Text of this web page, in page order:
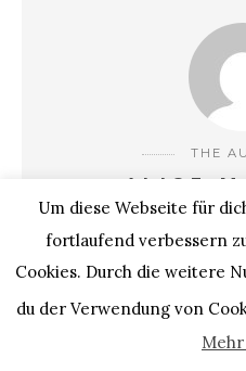
THE
ALICE
zu 99,9% nur schwarz,
vor allem durch
Fotografien aus aller Welt.
Um diese Webseite für
fortlaufend verbessern
Cookies. Durch die weitere
du der Verwendung von
Mehr